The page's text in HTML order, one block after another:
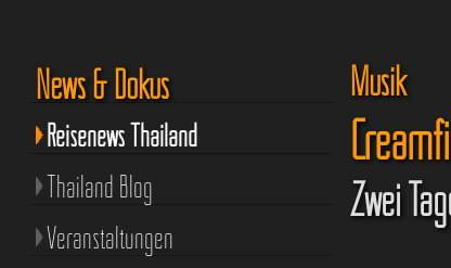
Musik
Zwei
News & Dokus
Reisenews Thailand
Thailand Blog
Veranstaltungen